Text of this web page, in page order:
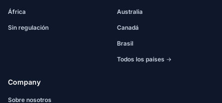
África
Sin regulación
Australia
Canadá
Brasil
Todos los países →
Company
Sobre nosotros